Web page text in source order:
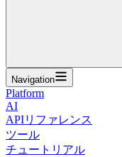
Navigation
Platform
AI
APIリファレンス
ツール
チュートリアル